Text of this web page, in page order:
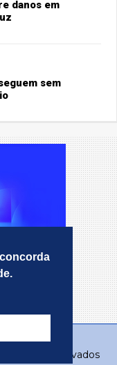
danos em
sem
direitos reservados